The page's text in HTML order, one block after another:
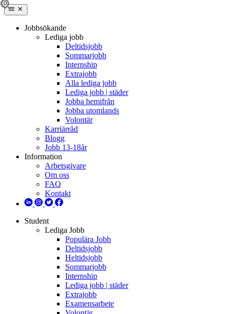
Jobbsökande
Lediga jobb
Deltidsjobb
Sommarjobb
Internship
Extrajobb
Alla lediga jobb
Lediga jobb | städer
Jobba hemifrån
Jobba utomlands
Volontär
Karriärråd
Blogg
Jobb 13-18år
Information
Arbetsgivare
Om oss
FAQ
Kontakt
Student
Lediga Jobb
Populära Jobb
Deltidsjobb
Heltidsjobb
Sommarjobb
Internship
Lediga jobb | städer
Extrajobb
Examensarbete